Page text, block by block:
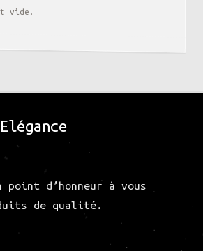
vide.
point d’honneur à vous
de qualité.